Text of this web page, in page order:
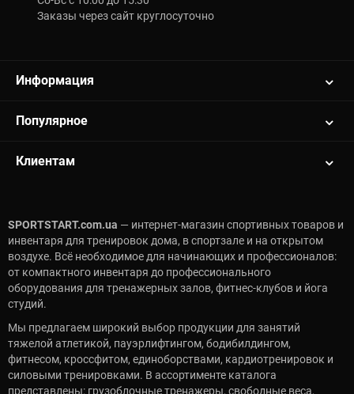
Заказы через сайт круглосуточно
Информация
Популярное
Клиентам
SPORTSTART.com.ua — интернет-магазин спортивных товаров и
инвентаря для тренировок дома, в спортзале и на открытом
воздухе. Всё необходимое для начинающих и профессионалов:
от компактного инвентаря до профессионального
оборудования для тренажерных залов, фитнес-клубов и йога
студий.
Мы предлагаем широкий выбор продукции для занятий
тяжелой атлетикой, пауэрлифтингом, бодибилдингом,
фитнесом, кроссфитом, единоборствами, кардиотренировок и
силовыми тренировками. В ассортименте каталога
представлены: грузоблочные тренажеры, свободные веса,